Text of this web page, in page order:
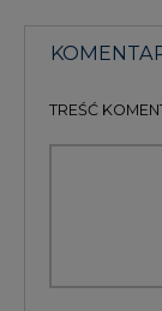
TREŚĆ